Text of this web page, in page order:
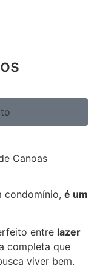
Canoas
condomínio, é um
entre lazer
completa que
viver bem.